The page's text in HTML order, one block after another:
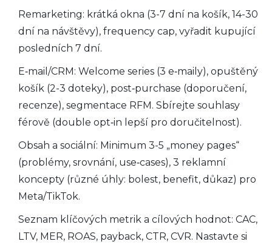
Remarketing: krátká okna (3-7 dní na košík, 14-30
dní na návštěvy), frequency cap, vyřadit kupující
posledních 7 dní.
E‑mail/CRM: Welcome series (3 e‑maily), opuštěný
košík (2-3 doteky), post‑purchase (doporučení,
recenze), segmentace RFM. Sbírejte souhlasy
férově (double opt‑in lepší pro doručitelnost).
Obsah a sociální: Minimum 3-5 „money pages“
(problémy, srovnání, use‑cases), 3 reklamní
koncepty (různé úhly: bolest, benefit, důkaz) pro
Meta/TikTok.
Seznam klíčových metrik a cílových hodnot: CAC,
LTV, MER, ROAS, payback, CTR, CVR. Nastavte si